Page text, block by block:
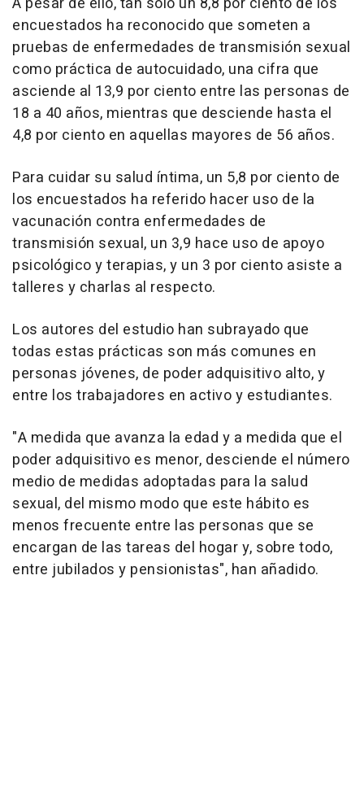
encuestados ha reconocido que someten a
pruebas de enfermedades de transmisión sexual
como práctica de autocuidado, una cifra que
asciende al 13,9 por ciento entre las personas de
18 a 40 años, mientras que desciende hasta el
4,8 por ciento en aquellas mayores de 56 años.
Para cuidar su salud íntima, un 5,8 por ciento de
los encuestados ha referido hacer uso de la
vacunación contra enfermedades de
transmisión sexual, un 3,9 hace uso de apoyo
psicológico y terapias, y un 3 por ciento asiste a
talleres y charlas al respecto.
Los autores del estudio han subrayado que
todas estas prácticas son más comunes en
personas jóvenes, de poder adquisitivo alto, y
entre los trabajadores en activo y estudiantes.
"A medida que avanza la edad y a medida que el
poder adquisitivo es menor, desciende el número
medio de medidas adoptadas para la salud
sexual, del mismo modo que este hábito es
menos frecuente entre las personas que se
encargan de las tareas del hogar y, sobre todo,
entre jubilados y pensionistas", han añadido.